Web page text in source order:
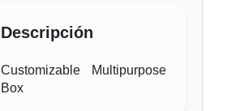
Descripción
Customizable Multipurpose
Box